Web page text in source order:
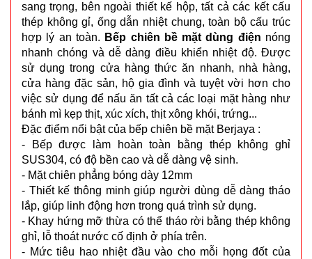
sang trọng, bên ngoài thiết kế hộp, tất cả các kết cấu
thép không gỉ, ống dẫn nhiệt chung, toàn bộ cấu trúc
hợp lý an toàn. Bếp chiên bề mặt dùng điện nóng
nhanh chóng và dễ dàng điều khiển nhiệt độ. Được
sử dụng trong cửa hàng thức ăn nhanh, nhà hàng,
cửa hàng đặc sản, hộ gia đình và tuyệt vời hơn cho
việc sử dụng để nấu ăn tất cả các loại mặt hàng như
bánh mì kẹp thịt, xúc xích, thịt xông khói, trứng...
Đặc điểm nổi bật của bếp chiên bề mặt Berjaya :
- Bếp được làm hoàn toàn bằng thép không ghỉ
SUS304, có độ bền cao và dễ dàng vệ sinh.
- Mặt chiên phẳng bóng dày 12mm
- Thiết kế thông minh giúp người dùng dễ dàng tháo
lắp, giúp linh động hơn trong quá trình sử dụng.
- Khay hứng mỡ thừa có thể tháo rời bằng thép không
ghỉ, lỗ thoát nước cố định ở phía trên.
- Mức tiêu hao nhiệt đầu vào cho mỗi họng đốt của